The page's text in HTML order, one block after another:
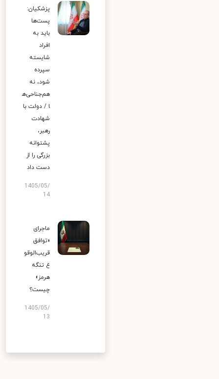
پزشکیان:
پست‌ها
باید به
افراد
شایسته
سپرده
شود، نه
هم‌جناحی‌ه
ا / دولت با
شهادت
رهبر،
پشتوانه
بزرگی را از
دست داد
1405/05/
14
ماجرای
«توافق
قریب‌الوقو
ع تنگه
هرمز»
چیست؟
1405/05/
13